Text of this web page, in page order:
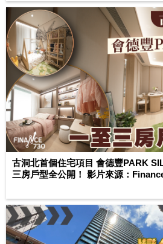
古洞北首個住宅項目 會德豐PARK
三房戶型全公開！ 影片來源：